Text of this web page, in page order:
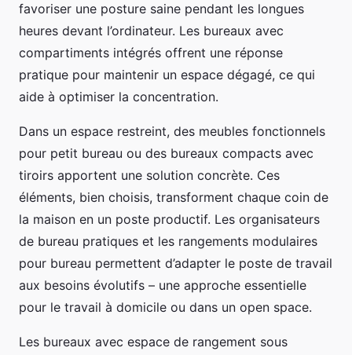
favoriser une posture saine pendant les longues
heures devant l’ordinateur. Les bureaux avec
compartiments intégrés offrent une réponse
pratique pour maintenir un espace dégagé, ce qui
aide à optimiser la concentration.
Dans un espace restreint, des meubles fonctionnels
pour petit bureau ou des bureaux compacts avec
tiroirs apportent une solution concrète. Ces
éléments, bien choisis, transforment chaque coin de
la maison en un poste productif. Les organisateurs
de bureau pratiques et les rangements modulaires
pour bureau permettent d’adapter le poste de travail
aux besoins évolutifs – une approche essentielle
pour le travail à domicile ou dans un open space.
Les bureaux avec espace de rangement sous